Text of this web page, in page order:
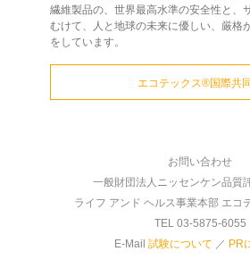
繊維製品の、世界最高水準の安全性と、
むけて、人と地球の未来に優しい、厳格
をしています。
エコテックス®国際共
お問い合わせ
一般財団法人ニッセンケン品質
ライフ アンド ヘルス事業本部 エコ
TEL 03-5875-6055
E-Mail 試験について ／ PR